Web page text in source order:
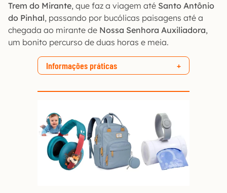
Trem do Mirante, que faz a viagem até Santo Antônio
do Pinhal, passando por bucólicas paisagens até a
chegada ao mirante de Nossa Senhora Auxiliadora,
um bonito percurso de duas horas e meia.
Informações práticas